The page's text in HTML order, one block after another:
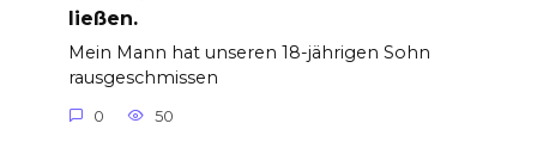
ließen.
Mein Mann hat unseren 18-jährigen Sohn
rausgeschmissen
0 50